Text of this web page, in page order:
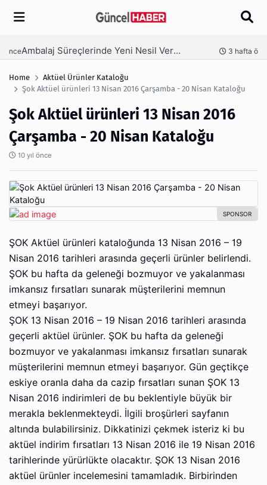
Arama
Ambalaj Süreçlerinde Yeni Nesil Verimliliği Olimpack ile Yakalayın 3 hafta önce
Home
Aktüel Ürünler Kataloğu
Şok Aktüel ürünleri 13 Nisan 2016 Çarşamba - 20 Nisan Kataloğu
Şok Aktüel ürünleri 13 Nisan 2016
Çarşamba - 20 Nisan Kataloğu
10 yıl önce
ŞOK Aktüel ürünleri kataloğunda 13 Nisan 2016 – 19
Nisan 2016 tarihleri arasında geçerli ürünler belirlendi.
ŞOK bu hafta da geleneği bozmuyor ve yakalanması
imkansız fırsatları sunarak müşterilerini memnun
etmeyi başarıyor.
ŞOK 13 Nisan 2016 – 19 Nisan 2016 tarihleri arasında
geçerli aktüel ürünler. ŞOK bu hafta da geleneği
bozmuyor ve yakalanması imkansız fırsatları sunarak
müşterilerini memnun etmeyi başarıyor. Gün geçtikçe
eskiye oranla daha da cazip fırsatları sunan ŞOK 13
Nisan 2016 indirimleri de bu beklentiyle büyük bir
merakla beklenmekteydi. İlgili broşürleri sayfanın
altında bulabilirsiniz. Dikkatinizi çekmek isteriz ki bu
aktüel indirim fırsatları 13 Nisan 2016 ile 19 Nisan 2016
tarihlerinde yürürlükte olacaktır. ŞOK 13 Nisan 2016
aktüel ürünler incelemesini tamamladık. Birbirinden